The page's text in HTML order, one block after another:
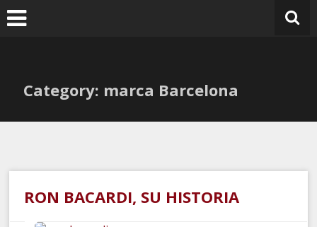
Ir
al
Category: marca Barcelona
RON BACARDI, SU HISTORIA